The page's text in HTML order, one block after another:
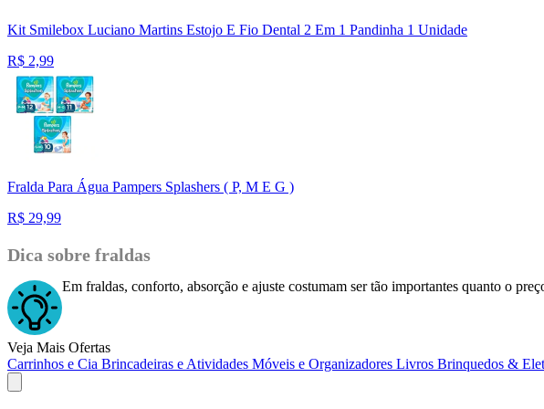
Kit Smilebox Luciano Martins Estojo E Fio Dental 2 Em 1 Pandinha 1 Unidade
R$ 2,99
Fralda Para Água Pampers Splashers ( P, M E G )
R$ 29,99
Dica sobre fraldas
Em fraldas, conforto, absorção e ajuste costumam ser tão importantes quanto o
Veja Mais Ofertas
Carrinhos e Cia Brincadeiras e Atividades Móveis e Organizadores Livros Brinquedos &